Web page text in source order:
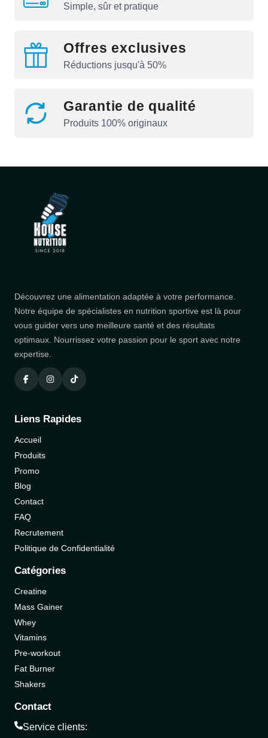
Simple, sûr et pratique
Offres exclusives
Réductions jusqu'à 50%
Garantie de qualité
Produits 100% originaux
Découvrez une alimentation adaptée à votre performance.
Notre équipe de spécialistes en nutrition sportive est là pour
vous guider vers une meilleure santé et des résultats
optimaux. Nourrissez votre passion pour le sport avec notre
expertise.
Liens Rapides
Accueil
Produits
Promo
Blog
Contact
FAQ
Recrutement
Politique de Confidentialité
Catégories
Creatine
Mass Gainer
Whey
Vitamins
Pre-workout
Fat Burner
Shakers
Contact
Service clients: